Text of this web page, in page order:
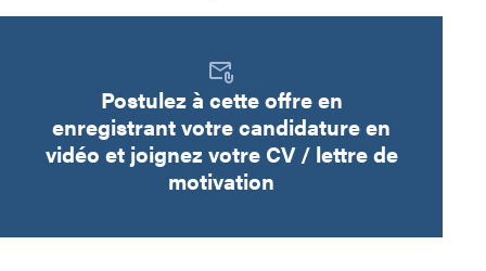
Postulez à cette offre en
enregistrant votre candidature en
vidéo et joignez votre CV / lettre de
motivation